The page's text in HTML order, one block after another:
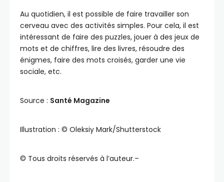
Au quotidien, il est possible de faire travailler son
cerveau avec des activités simples. Pour cela, il est
intéressant de faire des puzzles, jouer à des jeux de
mots et de chiffres, lire des livres, résoudre des
énigmes, faire des mots croisés, garder une vie
sociale, etc.
Source : Santé Magazine
Illustration : ©️ Oleksiy Mark/Shutterstock
©️ Tous droits réservés à l’auteur.–